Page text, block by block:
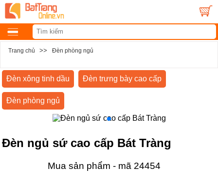
Trang chủ >> Đèn phòng ngủ
Đèn xông tinh dầu Đèn trưng bày cao cấp
Đèn phòng ngủ
Đèn ngủ sứ cao cấp Bát Tràng
Mua sản phẩm - mã 24454